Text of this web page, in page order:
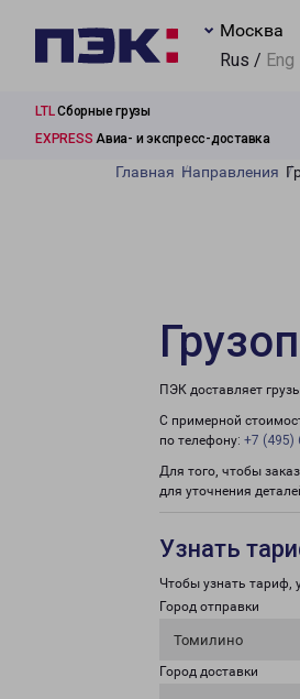
Москва
Rus / Eng
LTLСборные грузы
EXPRESS Авиа- и экспресс-доставка
Главная Направления
ПЭК доставляет
С примерной
по телефону: +7 (495)
Для того, чтобы
для уточнения
Узнать
Чтобы узнать тариф,
Город отправки
Томилино
Город доставки